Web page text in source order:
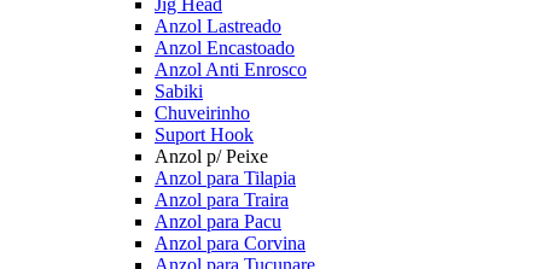
Jig Head
Anzol Lastreado
Anzol Encastoado
Anzol Anti Enrosco
Sabiki
Chuveirinho
Suport Hook
Anzol p/ Peixe
Anzol para Tilapia
Anzol para Traira
Anzol para Pacu
Anzol para Corvina
Anzol para Tucunare